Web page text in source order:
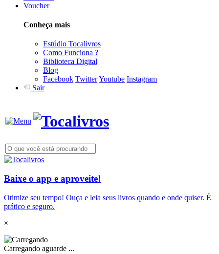
Voucher
Conheça mais
Estúdio Tocalivros
Como Funciona ?
Biblioteca Digital
Blog
Facebook TwitterYoutube Instagram
Sair
Baixe o app e aproveite!
Otimize seu tempo! Ouça e leia seus livros quando e onde quiser. É
prático e seguro.
×
Carregando aguarde ...